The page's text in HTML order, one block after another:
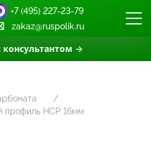
консультантом →
+7 (495) 227-23-79
zakaz@ruspolik.ru
профиль НСР 16мм